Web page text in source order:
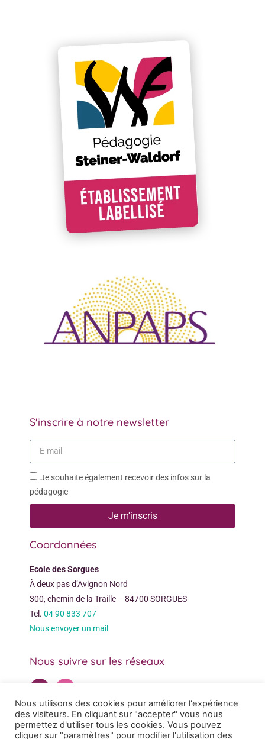
S'inscrire à notre newsletter
Je souhaite également recevoir des infos sur la
pédagogie
Je m'inscris
Coordonnées
Ecole des Sorgues
À deux pas d’Avignon Nord
300, chemin de la Traille – 84700 SORGUES
Tel. 04 90 833 707
Nous envoyer un mail
Nous suivre sur les réseaux
Nous utilisons des cookies pour améliorer l'expérience
des visiteurs. En cliquant sur "accepter" vous nous
permettez d'utiliser tous les cookies. Vous pouvez
cliquer sur "paramètres" pour modifier l'utilisation des